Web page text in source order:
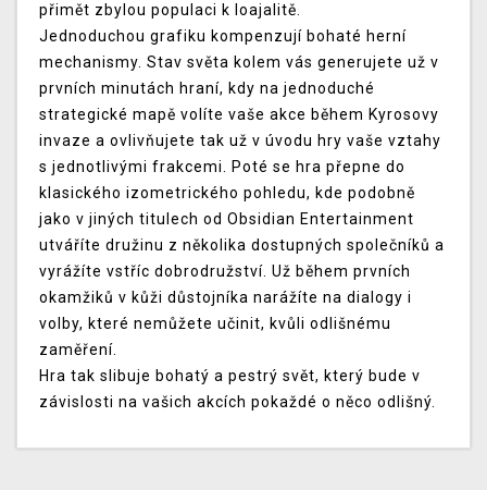
přimět zbylou populaci k loajalitě.
Jednoduchou grafiku kompenzují bohaté herní
mechanismy. Stav světa kolem vás generujete už v
prvních minutách hraní, kdy na jednoduché
strategické mapě volíte vaše akce během Kyrosovy
invaze a ovlivňujete tak už v úvodu hry vaše vztahy
s jednotlivými frakcemi. Poté se hra přepne do
klasického izometrického pohledu, kde podobně
jako v jiných titulech od Obsidian Entertainment
utváříte družinu z několika dostupných společníků a
vyrážíte vstříc dobrodružství. Už během prvních
okamžiků v kůži důstojníka narážíte na dialogy i
volby, které nemůžete učinit, kvůli odlišnému
zaměření.
Hra tak slibuje bohatý a pestrý svět, který bude v
závislosti na vašich akcích pokaždé o něco odlišný.